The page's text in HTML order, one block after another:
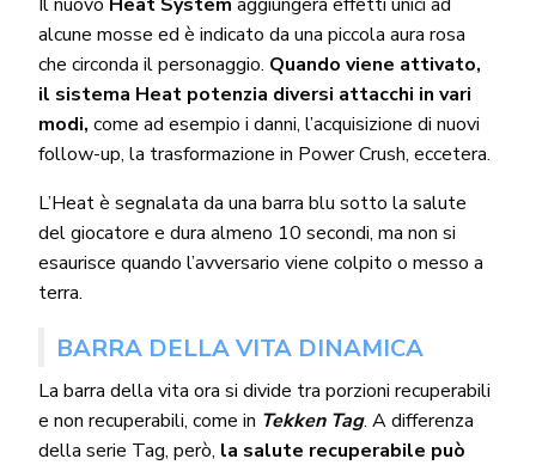
alcune mosse ed è indicato da una piccola aura rosa
che circonda il personaggio. Quando viene attivato,
il sistema Heat potenzia diversi attacchi in vari
modi, come ad esempio i danni, l’acquisizione di nuovi
follow-up, la trasformazione in Power Crush, eccetera.
L’Heat è segnalata da una barra blu sotto la salute
del giocatore e dura almeno 10 secondi, ma non si
esaurisce quando l’avversario viene colpito o messo a
terra.
BARRA DELLA VITA DINAMICA
La barra della vita ora si divide tra porzioni recuperabili
e non recuperabili, come in Tekken Tag. A differenza
della serie Tag, però, la salute recuperabile può